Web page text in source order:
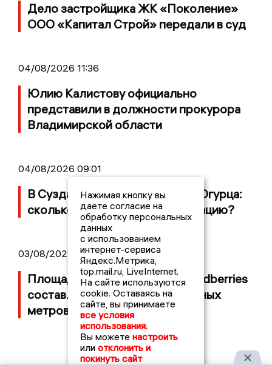
Дело застройщика ЖК «Поколение»
ООО «Капитал Строй» передали в суд
04/08/2026 11:36
Юлию Калистову официально
представили в должности прокурора
Владимирской области
04/08/2026 09:01
В Суздале прошёл Фестиваль Огурца:
сколько потратили на организацию?
03/08/2026 14:13
Площадь пожара на складе Wildberries
составляет 100 тысяч квадратных
метров
Нажимая кнопку вы
даете согласие на
обработку персональных
данных
с использованием
интернет-сервиса
Яндекс.Метрика,
top.mail.ru, LiveInternet.
На сайте используются
cookie. Оставаясь на
сайте, вы принимаете
все условия
использования.
Вы можете настроить
или отклонить и
покинуть сайт